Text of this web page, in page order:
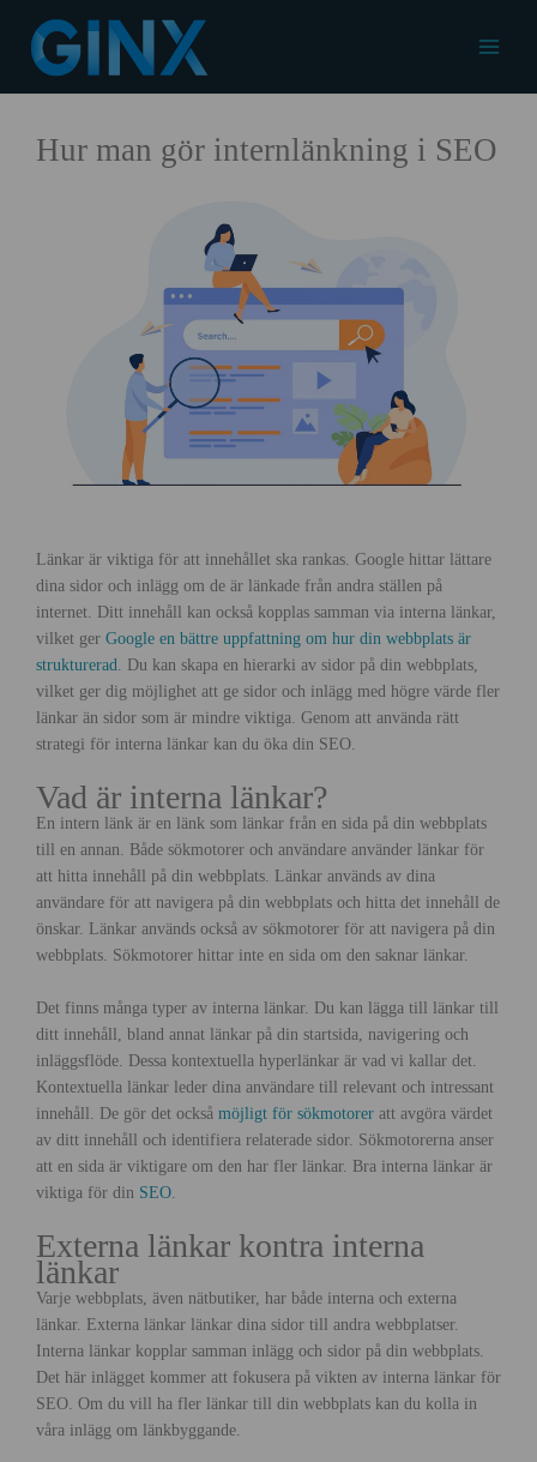
innehåll
Hur man gör internlänkning i SEO
Länkar är viktiga för att innehållet ska rankas. Google hittar lättare
dina sidor och inlägg om de är länkade från andra ställen på
internet. Ditt innehåll kan också kopplas samman via interna länkar,
vilket ger Google en bättre uppfattning om hur din webbplats är
strukturerad. Du kan skapa en hierarki av sidor på din webbplats,
vilket ger dig möjlighet att ge sidor och inlägg med högre värde fler
länkar än sidor som är mindre viktiga. Genom att använda rätt
strategi för interna länkar kan du öka din SEO.
Vad är interna länkar?
En intern länk är en länk som länkar från en sida på din webbplats
till en annan. Både sökmotorer och användare använder länkar för
att hitta innehåll på din webbplats. Länkar används av dina
användare för att navigera på din webbplats och hitta det innehåll de
önskar. Länkar används också av sökmotorer för att navigera på din
webbplats. Sökmotorer hittar inte en sida om den saknar länkar.
Det finns många typer av interna länkar. Du kan lägga till länkar till
ditt innehåll, bland annat länkar på din startsida, navigering och
inläggsflöde. Dessa kontextuella hyperlänkar är vad vi kallar det.
Kontextuella länkar leder dina användare till relevant och intressant
innehåll. De gör det också möjligt för sökmotorer att avgöra värdet
av ditt innehåll och identifiera relaterade sidor. Sökmotorerna anser
att en sida är viktigare om den har fler länkar. Bra interna länkar är
viktiga för din SEO
Externa länkar kontra interna
länkar
Varje webbplats, även nätbutiker, har både interna och externa
länkar. Externa länkar länkar dina sidor till andra webbplatser.
Interna länkar kopplar samman inlägg och sidor på din webbplats.
Det här inlägget kommer att fokusera på vikten av interna länkar för
SEO. Om du vill ha fler länkar till din webbplats kan du kolla in
våra inlägg om länkbyggande.